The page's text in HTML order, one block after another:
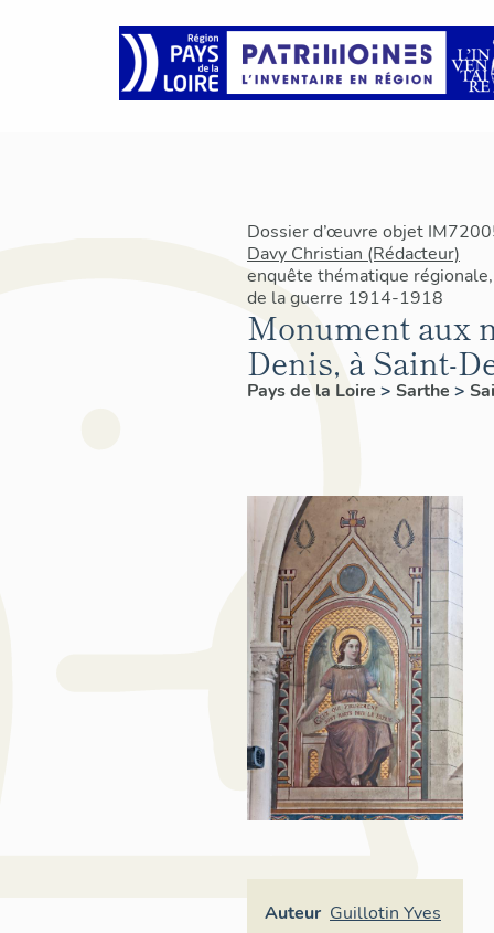
Dossier d’œuvre objet
Davy Christian (Rédacteur)
enquête thématique
de la guerre 1914-1918
Monument aux
Denis, à Saint-
Pays de la Loire > Sarthe >
Auteur Guillotin Yves